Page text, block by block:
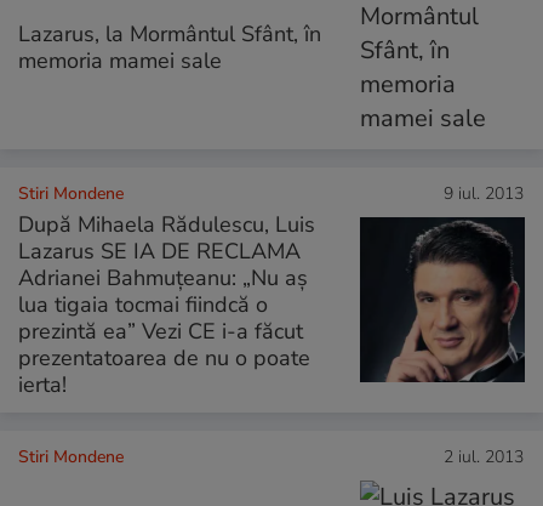
Lazarus, la Mormântul Sfânt, în
memoria mamei sale
Stiri Mondene 9 iul. 2013
După Mihaela Rădulescu, Luis
Lazarus SE IA DE RECLAMA
Adrianei Bahmuţeanu: „Nu aş
lua tigaia tocmai fiindcă o
prezintă ea” Vezi CE i-a făcut
prezentatoarea de nu o poate
ierta!
Stiri Mondene 2 iul. 2013